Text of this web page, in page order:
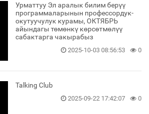
Урматтуу Эл аралык билим берүү
программаларынын профессордук-
окутуучулук курамы, ОКТЯБРЬ
айындагы төмөнкү көрсөтмөлүү
сабактарга чакырабыз
2025-10-03 08:56:53 0
Talking Club
2025-09-22 17:42:07 0